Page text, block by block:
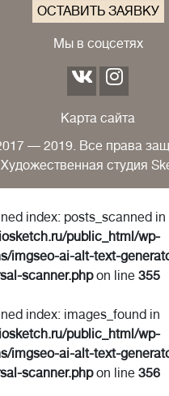
ОСТАВИТЬ ЗАЯВКУ
Мы в соцсетях
Карта сайта
— 2019. Все права
Художественная студия
index: posts_scanned in
public_html/wp-
imgseo-ai-alt-text-
scanner.phpon line 355
index: images_found in
public_html/wp-
imgseo-ai-alt-text-
scanner.phpon line 356